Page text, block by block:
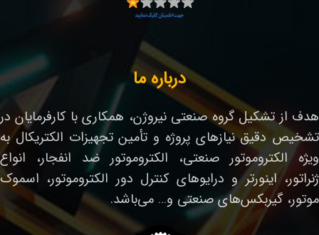
درباره ما
هدف از تشکیل گروه صنعتی نیروژن، همکاری با کارفرمایان در
تشخیص دقیق نیازهای پروژه و تأمین تجهیزات الکتریکال به
ویژه الکتروموتور صنعتی، الکتروموتور ضد انفجار، انواع
ژنراتور، اینورتر و درایوهای کنترل دور الکتروموتور، اسموک
موتور، گیربکس‌های صنعتی و… می‌باشد.